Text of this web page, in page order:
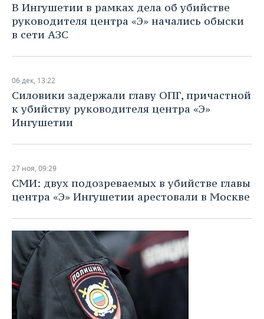
В Ингушетии в рамках дела об убийстве
руководителя центра «Э» начались обыски
в сети АЗС
06 дек, 13:22
Силовики задержали главу ОПГ, причастной
к убийству руководителя центра «Э»
Ингушетии
27 ноя, 09:29
СМИ: двух подозреваемых в убийстве главы
центра «Э» Ингушетии арестовали в Москве